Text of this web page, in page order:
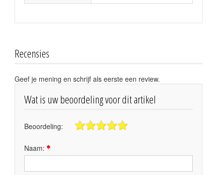
Recensies
Geef je mening en schrijf als eerste een review.
Wat is uw beoordeling voor dit artikel
Beoordeling:
Naam: